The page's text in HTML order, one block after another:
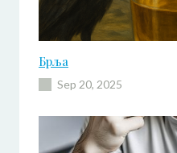
Брља
Sep 20, 2025